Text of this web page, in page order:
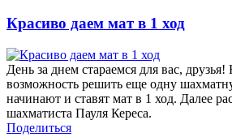
Красиво даем мат в 1 ход
День за днем стараемся для вас,
возможность решить еще одну
начинают и ставят мат в 1 ход. Далее
шахматиста Пауля Кереса.
Поделиться